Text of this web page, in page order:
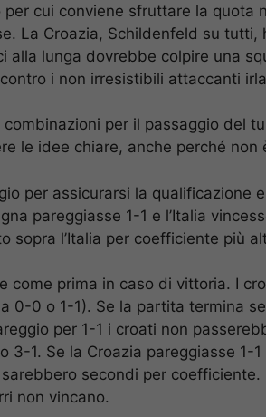
cui conviene sfruttare la quota
La Croazia, Schildenfeld su tutti,
alla lunga dovrebbe colpire una
i non irresistibili attaccanti
per il passaggio del
le idee chiare, anche perché non
per assicurarsi la qualificazione
pareggiasse 1-1 e l’Italia
sopra l’Italia per coefficiente più
come prima in caso di vittoria. I
0-0 o 1-1). Se la partita termina
per 1-1 i croati non
3-1. Se la Croazia pareggiasse 1-1
secondi per
non vincano.